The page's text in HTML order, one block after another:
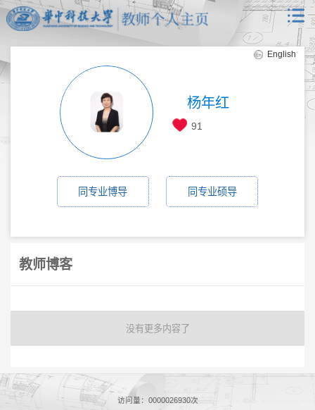
English
杨年红
91
同专业博导 同专业硕导
教师博客
没有更多内容了
访问量： 0000026930次